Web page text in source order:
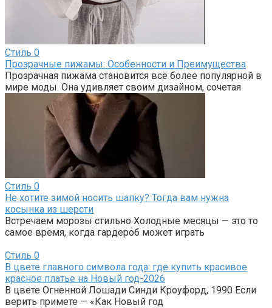
Стиль 0
Прозрачные пижамы: Особенности и Преимущества
Прозрачная пижама становится всё более популярной в
мире моды. Она удивляет своим дизайном, сочетая
Стиль 0
Не хотите зимой носить шапку? Тогда вам нужна
косынка из шерсти
Встречаем морозы стильно Холодные месяцы — это то
самое время, когда гардероб может играть
Стиль 0
В цвете главного символа года: где купить красивое
красное платье на Новый год-2026
В цвете Огненной Лошади Синди Кроуфорд, 1990 Если
верить примете — «Как Новый год